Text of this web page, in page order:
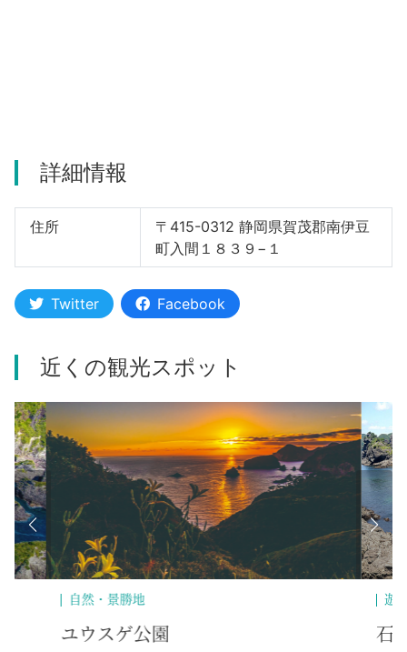
詳細情報
住所
〒415-0312 静岡県賀茂郡南伊豆
町入間１８３９−１
Twitter Facebook
近くの観光スポット
遊ぶ・体験・アウトドア
石廊崎岬めぐり遊覧船 石